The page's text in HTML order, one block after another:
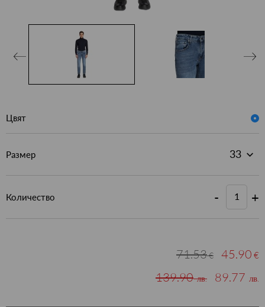
Цвят
Размер
Количество - +
71.53€ 45.90 €
139.90лв. 89.77 лв.